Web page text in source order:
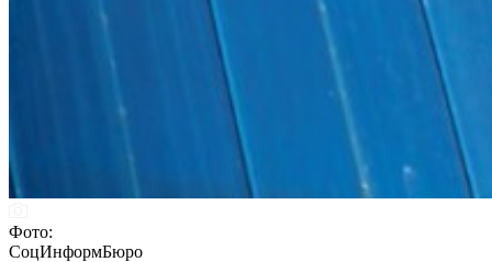
Фото:
СоцИнформБюро